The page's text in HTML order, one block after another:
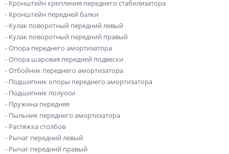
- Кронштейн крепления переднего стабилизатора
- Кронштейн передней балки
- Кулак поворотный передний левый
- Кулак поворотный передний правый
- Опора переднего амортизатора
- Опора шаровая передней подвески
- Отбойник переднего амортизатора
- Подшипник опоры переднего амортизатора
- Подшипник полуоси
- Пружина передняя
- Пыльник переднего амортизатора
- Растяжка столбов
- Рычаг передний левый
- Рычаг передний правый